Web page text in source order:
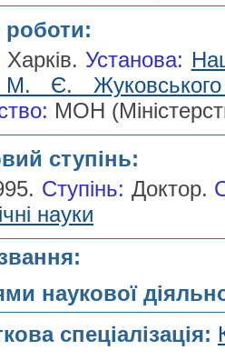
роботи:
Харків. Установа:
М. Є. Жуковського
МОН
ступінь:
Cтупінь: Доктор.
науки
наукової
спеціалізація: